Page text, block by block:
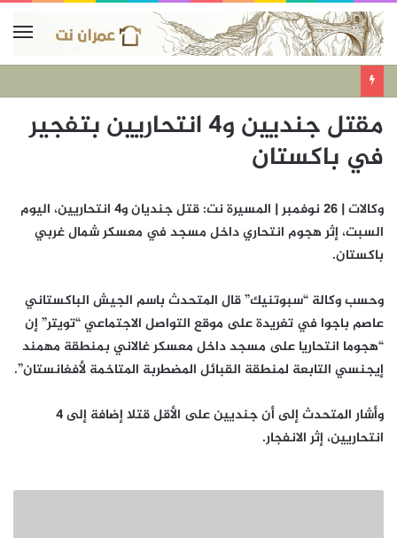
مقتل جنديين و4 انتحاريين بتفجير
في باكستان
وكالات | 26 نوفمبر | المسيرة نت: قتل جنديان و4 انتحاريين، اليوم
السبت، إثر هجوم انتحاري داخل مسجد في معسكر شمال غربي
باكستان.
وحسب وكالة “سبوتنيك” قال المتحدث باسم الجيش الباكستاني
عاصم باجوا في تغريدة على موقع التواصل الاجتماعي “تويتر” إن
“هجوما انتحاريا على مسجد داخل معسكر غالاني بمنطقة مهمند
إيجنسي التابعة لمنطقة القبائل المضطربة المتاخمة لأفغانستان”.
وأشار المتحدث إلى أن جنديين على الأقل قتلا إضافة إلى 4
انتحاريين، إثر الانفجار.